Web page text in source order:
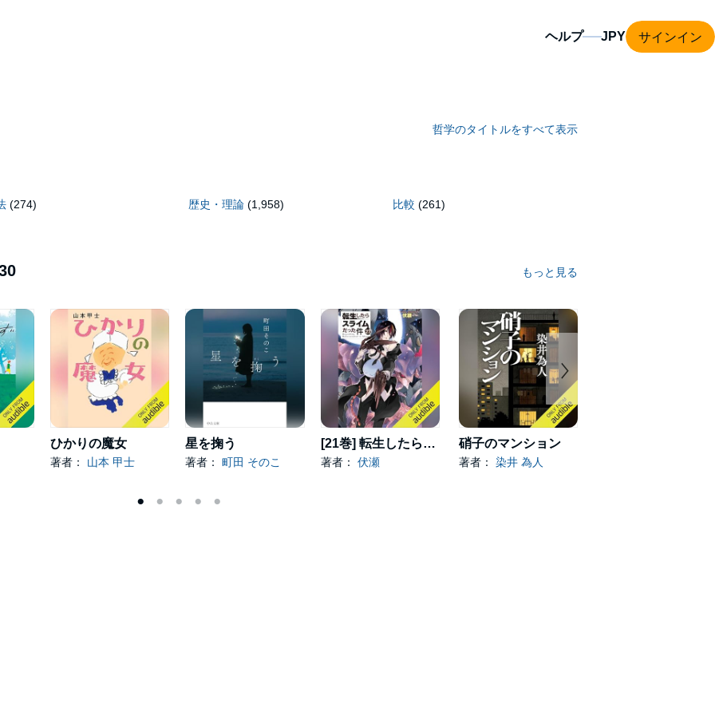
ヘルプ サインイン
哲学のタイトルをすべて表示
(274) 歴史・理論 (1,958) 比較 (261)
もっと見る
ひかりの魔女
著者： 山本 甲士
星を掬う
著者：町田 そのこ
[21巻] 転生したらスライムだった件 21
著者： 伏瀬
硝子のマンション
著者： 染井 為人